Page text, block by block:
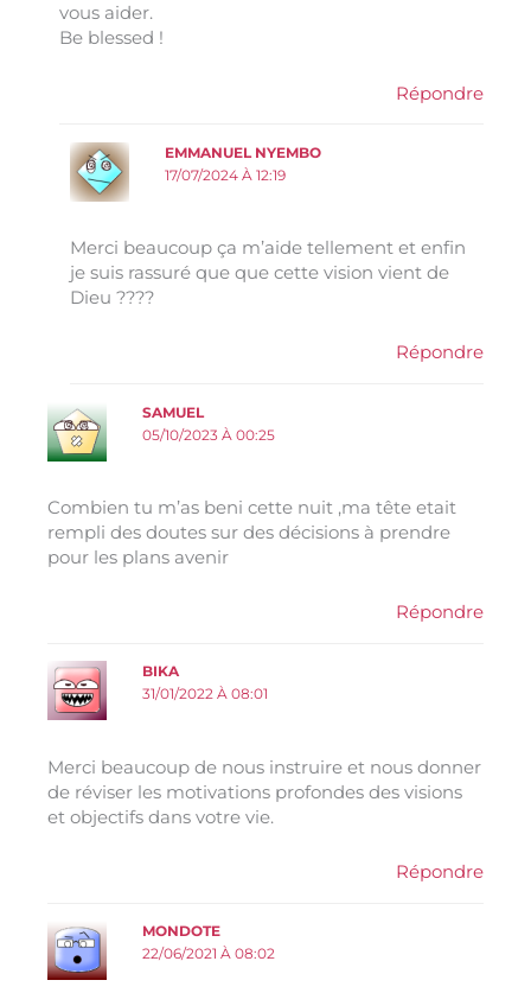
vous aider.
Be blessed !
Répondre
EMMANUEL NYEMBO
17/07/2024 À 12:19
Merci beaucoup ça m’aide tellement et enfin
je suis rassuré que que cette vision vient de
Dieu ????
Répondre
SAMUEL
05/10/2023 À 00:25
Combien tu m’as beni cette nuit ,ma tête etait
rempli des doutes sur des décisions à prendre
pour les plans avenir
Répondre
BIKA
31/01/2022 À 08:01
Merci beaucoup de nous instruire et nous donner
de réviser les motivations profondes des visions
et objectifs dans votre vie.
Répondre
MONDOTE
22/06/2021 À 08:02